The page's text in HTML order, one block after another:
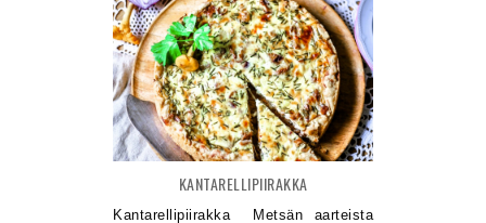
KANTARELLIPIIRAKKA
Kantarellipiirakka Metsän aarteista